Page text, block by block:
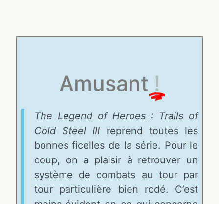
The Legend of Heroes : Trails of
Cold Steel III reprend toutes les
bonnes ficelles de la série. Pour le
coup, on a plaisir à retrouver un
système de combats au tour par
tour particulière bien rodé. C’est
Amusant !